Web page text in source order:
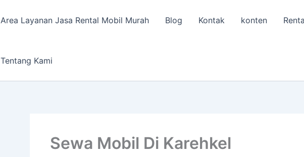
Area Layanan Jasa Rental Mobil Murah Blog Kontak konten
Tentang Kami
Sewa Mobil Di Karehkel